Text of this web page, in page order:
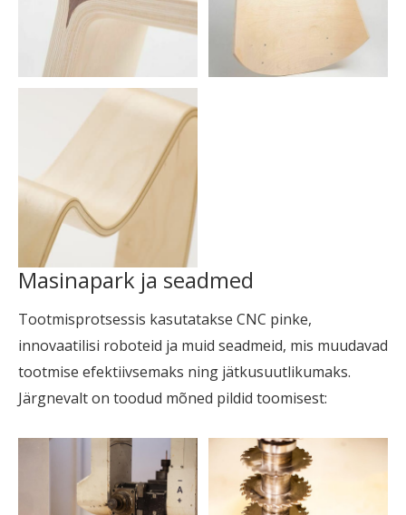
Masinapark ja seadmed
Tootmisprotsessis kasutatakse CNC pinke,
innovaatilisi roboteid ja muid seadmeid, mis muudavad
tootmise efektiivsemaks ning jätkusuutlikumaks.
Järgnevalt on toodud mõned pildid toomisest: